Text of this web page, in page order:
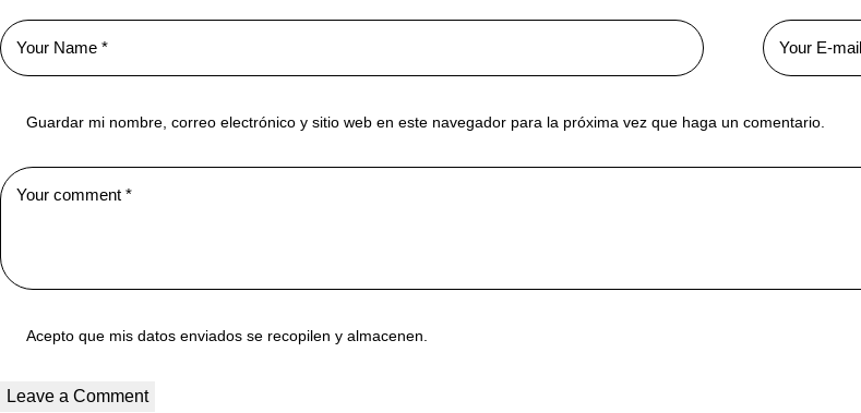
Guardar mi nombre, correo electrónico y sitio web en este navegador para la próxima vez que haga un comentario.
Acepto que mis datos enviados se recopilen y almacenen.